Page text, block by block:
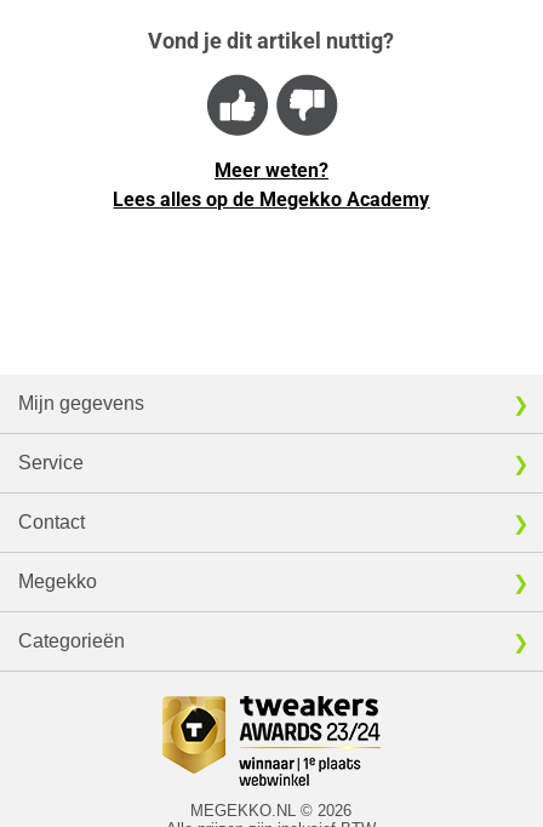
Vond je dit artikel nuttig?
Meer weten?
Lees alles op de Megekko Academy
Mijn gegevens
Service
Contact
Megekko
Categorieën
MEGEKKO.NL © 2026